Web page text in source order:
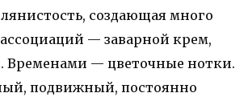
создающая много
— заварной крем,
Временами — цветочные нотки.
подвижный, постоянно